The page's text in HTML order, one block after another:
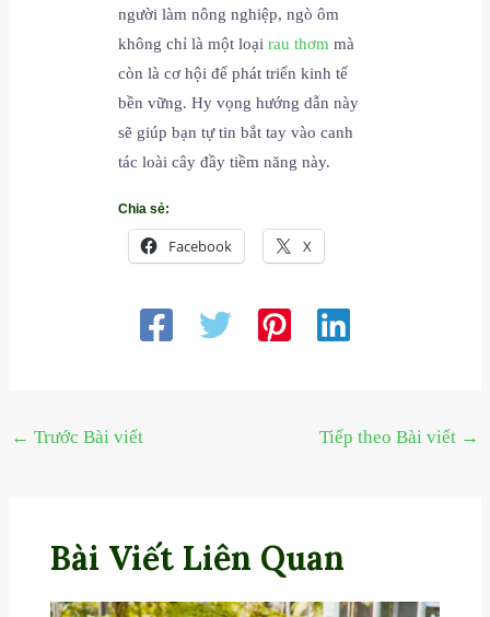
người làm nông nghiệp, ngò ôm
không chỉ là một loạirau thơm mà
còn là cơ hội để phát triển kinh tế
bền vững. Hy vọng hướng dẫn này
sẽ giúp bạn tự tin bắt tay vào canh
tác loài cây đầy tiềm năng này.
Chia sẻ:
Facebook X
← Trước Bài viết Tiếp theo Bài viết →
Bài Viết Liên Quan